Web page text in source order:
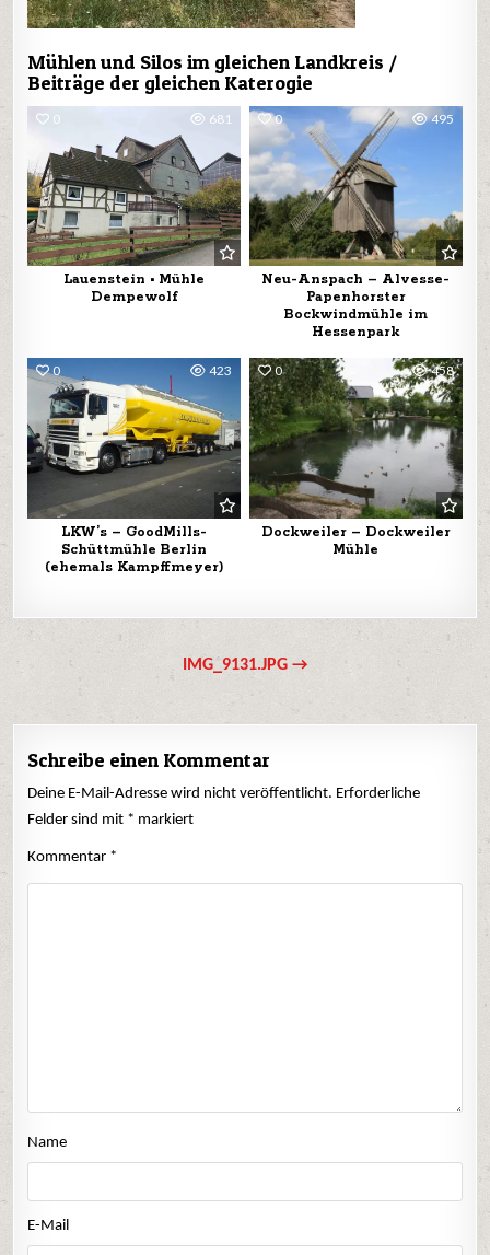
Mühlen und Silos im gleichen Landkreis /
Beiträge der gleichen Katerogie
0 681
Lauenstein • Mühle
Dempewolf
0 495
Neu-Anspach – Alvesse-
Papenhorster
Bockwindmühle im
Hessenpark
0 423
LKW’s – GoodMills-
Schüttmühle Berlin
(ehemals Kampffmeyer)
0 458
Dockweiler – Dockweiler
Mühle
Beitrags-
Navigation
IMG_9131.JPG →
Schreibe einen Kommentar
Deine E-Mail-Adresse wird nicht veröffentlicht. Erforderliche
Felder sind mit * markiert
Kommentar *
Name
E-Mail